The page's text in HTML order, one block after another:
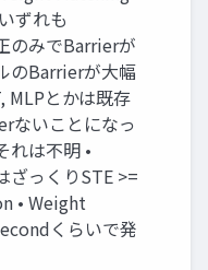
ずれも
のみでBarrierが
のBarrierが大幅
とかは既存
ないことになっ
れは不明 •
っくりSTE >=
• Weight
くらいで発